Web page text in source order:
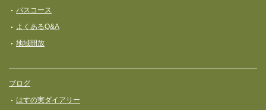
バスコース
よくあるQ&A
地域開放
ブログ
はすの実ダイアリー